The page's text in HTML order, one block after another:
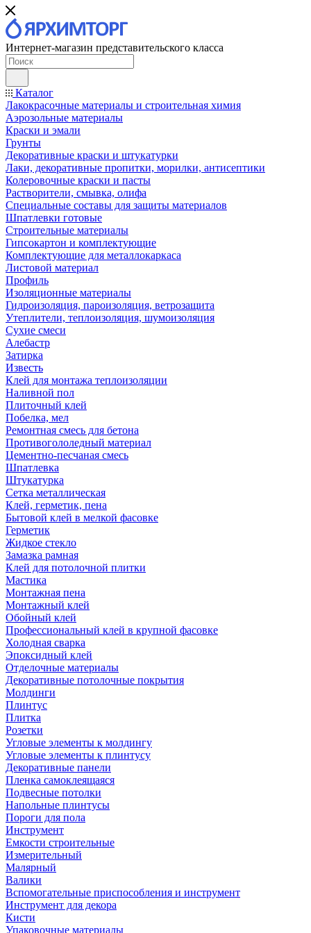
Интернет-магазин представительского класса
Каталог
Лакокрасочные материалы и строительная химия
Аэрозольные материалы
Краски и эмали
Грунты
Декоративные краски и штукатурки
Лаки, декоративные пропитки, морилки, антисептики
Колеровочные краски и пасты
Растворители, смывка, олифа
Специальные составы для защиты материалов
Шпатлевки готовые
Строительные материалы
Гипсокартон и комплектующие
Комплектующие для металлокаркаса
Листовой материал
Профиль
Изоляционные материалы
Гидроизоляция, пароизоляция, ветрозащита
Утеплители, теплоизоляция, шумоизоляция
Сухие смеси
Алебастр
Затирка
Известь
Клей для монтажа теплоизоляции
Наливной пол
Плиточный клей
Побелка, мел
Ремонтная смесь для бетона
Противогололедный материал
Цементно-песчаная смесь
Шпатлевка
Штукатурка
Сетка металлическая
Клей, герметик, пена
Бытовой клей в мелкой фасовке
Герметик
Жидкое стекло
Замазка рамная
Клей для потолочной плитки
Мастика
Монтажная пена
Монтажный клей
Обойный клей
Профессиональный клей в крупной фасовке
Холодная сварка
Эпоксидный клей
Отделочные материалы
Декоративные потолочные покрытия
Молдинги
Плинтус
Плитка
Розетки
Угловые элементы к молдингу
Угловые элементы к плинтусу
Декоративные панели
Пленка самоклеящаяся
Подвесные потолки
Напольные плинтусы
Пороги для пола
Инструмент
Емкости строительные
Измерительный
Малярный
Валики
Вспомогательные приспособления и инструмент
Инструмент для декора
Кисти
Упаковочные материалы